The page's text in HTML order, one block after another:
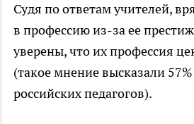
Судя по ответам учителей,
в профессию из-за ее
уверены, что их профессия
(такое мнение высказали
российских педагогов).